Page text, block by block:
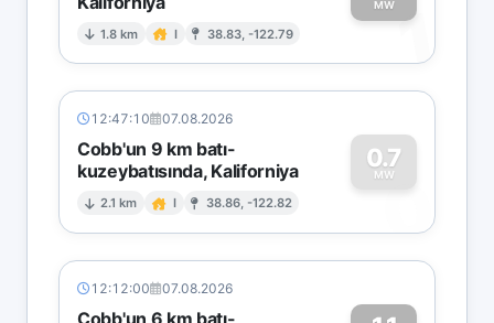
1.8 km I 38.83, -122.79
MW1
12:47:10 07.08.2026
Cobb'un 9 km batı-
kuzeybatısında, Kaliforniya
2.1 km I 38.86, -122.82
0.7
MW
0
12:12:00 07.08.2026
Cobb'un 6 km batı-